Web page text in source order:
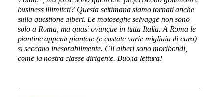
business illimitati? Questa settimana siamo tornati anche
sulla questione alberi. Le motoseghe selvagge non sono
solo a Roma, ma quasi ovunque in tutta Italia. A Roma le
piantine appena piantate (e costate varie migliaia di euro)
si seccano inesorabilmente. Gli alberi sono moribondi,
come la nostra classe dirigente. Buona lettura!